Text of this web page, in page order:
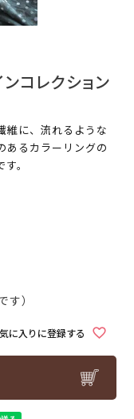
コレクション
維に、流れるような
あるカラーリングの
。
）
に入りに登録する